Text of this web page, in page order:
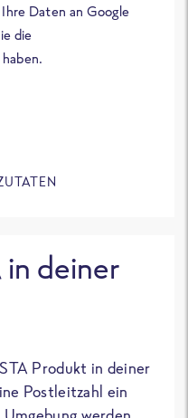
Daten an Google
die
in deiner
Produkt in deiner
Postleitzahl ein